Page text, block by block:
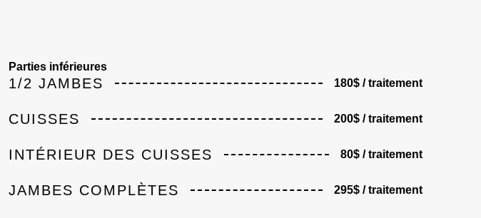
Parties inférieures
1/2 JAMBES 180$ / traitement
CUISSES 200$ / traitement
INTÉRIEUR DES CUISSES 80$ / traitement
JAMBES COMPLÈTES 295$ / traitement